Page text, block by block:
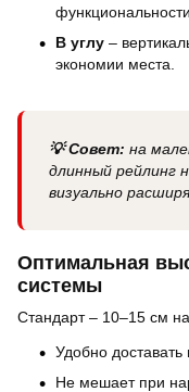
В углу –
экономии места.
💡 Совет: на
длинный рейлинг
визуально
Оптимальная
системы
Стандарт – 10–15 см
Удобно
Не мешает при